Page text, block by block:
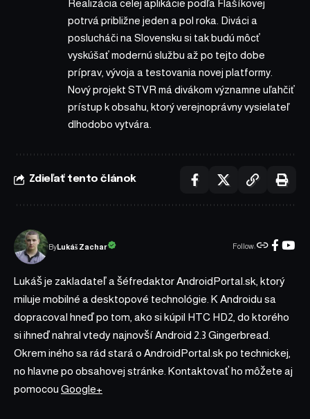
Realizácia celej aplikácie podľa Flašíkovej
potrvá približne jeden a pol roka. Diváci a
poslucháči na Slovensku si tak budú môcť
vyskúšať modernú službu až po tejto dobe
príprav, vývoja a testovania novej platformy.
Nový projekt STVR má divákom významne uľahčiť
prístup k obsahu, ktorý verejnoprávny vysielateľ
dlhodobo vytvára.
Zdieľať tento článok
ByLukáš Zachar Follow:
Lukáš je zakladateľ a šéfredaktor AndroidPortal.sk, ktorý
miluje mobilné a desktopové technológie. K Androidu sa
dopracoval hneď po tom, ako si kúpil HTC HD2, do ktorého
si ihneď nahral vtedy najnovší Android 2.3 Gingerbread.
Okrem iného sa rád stará o AndroidPortal.sk po technickej,
no hlavne po obsahovej stránke. Kontaktovať ho môžete aj
pomocou Google+